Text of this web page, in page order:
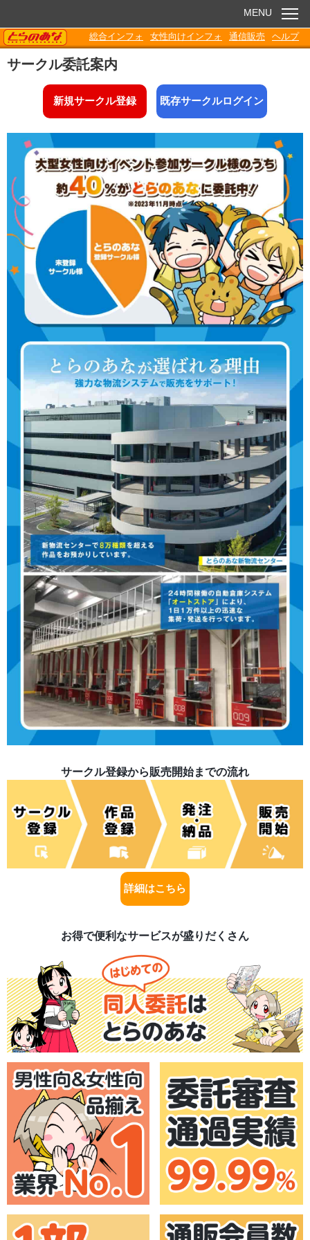
お知らせ
電子書籍
Q&A
各種ダウンロード
MENU
TORANOANA
総合インフォ 女性向けインフォ 通信販売 ヘルプ
サークル委託案内
新規サークル登録 既存サークルログイン
サークル登録から販売開始までの流れ
詳細はこちら
お得で便利なサービスが盛りだくさん